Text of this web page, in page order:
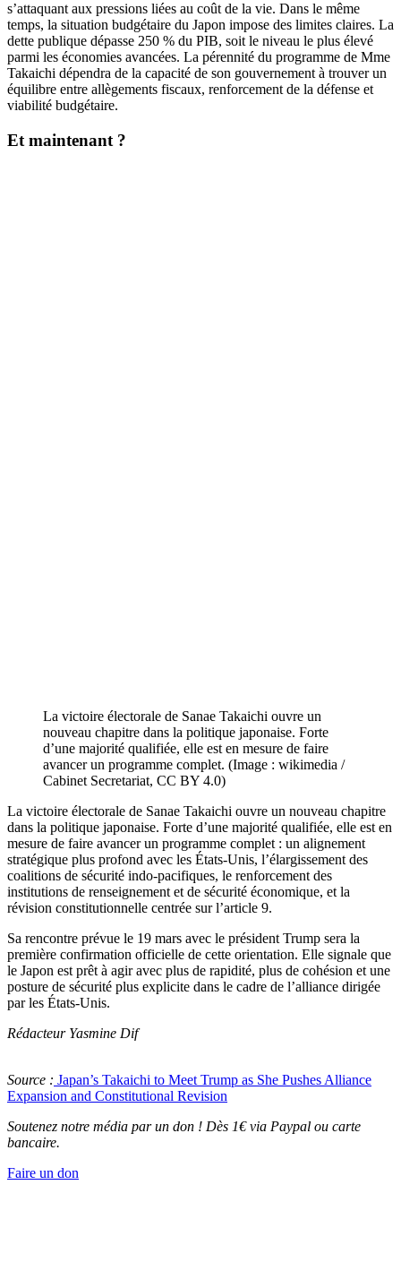
s’attaquant aux pressions liées au coût de la vie. Dans le même
temps, la situation budgétaire du Japon impose des limites claires. La
dette publique dépasse 250 % du PIB, soit le niveau le plus élevé
parmi les économies avancées. La pérennité du programme de Mme
Takaichi dépendra de la capacité de son gouvernement à trouver un
équilibre entre allègements fiscaux, renforcement de la défense et
viabilité budgétaire.
Et maintenant ?
La victoire électorale de Sanae Takaichi ouvre un
nouveau chapitre dans la politique japonaise. Forte
d’une majorité qualifiée, elle est en mesure de faire
avancer un programme complet. (Image : wikimedia /
Cabinet Secretariat, CC BY 4.0)
La victoire électorale de Sanae Takaichi ouvre un nouveau chapitre
dans la politique japonaise. Forte d’une majorité qualifiée, elle est en
mesure de faire avancer un programme complet : un alignement
stratégique plus profond avec les États-Unis, l’élargissement des
coalitions de sécurité indo-pacifiques, le renforcement des
institutions de renseignement et de sécurité économique, et la
révision constitutionnelle centrée sur l’article 9.
Sa rencontre prévue le 19 mars avec le président Trump sera la
première confirmation officielle de cette orientation. Elle signale que
le Japon est prêt à agir avec plus de rapidité, plus de cohésion et une
posture de sécurité plus explicite dans le cadre de l’alliance dirigée
par les États-Unis.
Rédacteur Yasmine Dif
Source : Japan’s Takaichi to Meet Trump as She Pushes Alliance
Expansion and Constitutional Revision
Soutenez notre média par un don ! Dès 1€ via Paypal ou carte
bancaire.
Faire un don